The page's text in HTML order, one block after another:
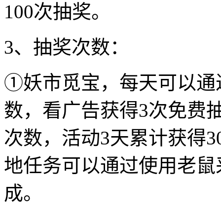
100次抽奖。
3、抽奖次数：
①妖市觅宝，每天可以通
数，看广告获得3次免费
次数，活动3天累计获得
地任务可以通过使用老
成。